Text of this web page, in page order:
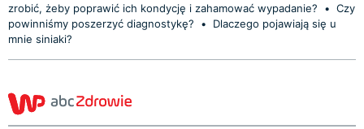
zrobić, żeby poprawić ich kondycję i zahamować wypadanie?
• Czy
powinniśmy poszerzyć diagnostykę?
•
Dlaczego pojawiają się u
mnie siniaki?